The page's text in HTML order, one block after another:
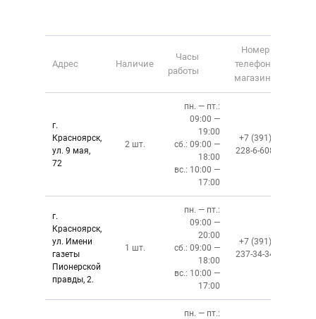
Адрес Наличие
Часы
работы
Номер
телефона
магазина
г.
Красноярск,
ул. 9 мая,
72
2 шт.
пн. — пт.:
09:00 —
19:00
сб.: 09:00 —
18:00
вс.: 10:00 —
17:00
+7 (391)
228-6-608
г.
Красноярск,
ул. Имени
газеты
Пионерской
правды, 2.
1 шт.
пн. — пт.:
09:00 —
20:00
сб.: 09:00 —
18:00
вс.: 10:00 —
17:00
+7 (391)
237-34-34
пн. — пт.: